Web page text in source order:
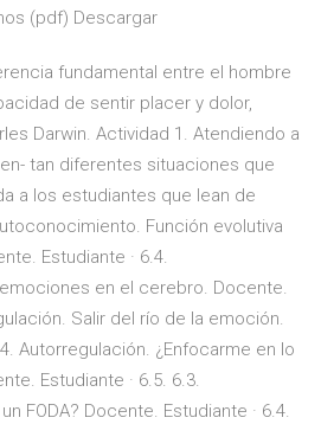
(pdf) Descargar
fundamental entre el hombre
de sentir placer y dolor,
Darwin. Actividad 1. Atendiendo a
tan diferentes situaciones que
a los estudiantes que lean de
Función evolutiva
Estudiante · 6.4.
en el cerebro. Docente.
Salir del río de la emoción.
Autorregulación. ¿Enfocarme en lo
Estudiante · 6.5. 6.3.
FODA? Docente. Estudiante · 6.4.